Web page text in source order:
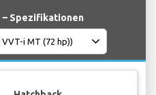
Spezifikationen